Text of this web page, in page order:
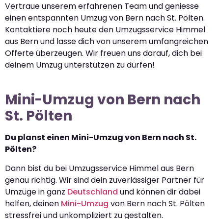
Vertraue unserem erfahrenen Team und geniesse
einen entspannten Umzug von Bern nach St. Pölten.
Kontaktiere noch heute den Umzugsservice Himmel
aus Bern und lasse dich von unserem umfangreichen
Offerte überzeugen. Wir freuen uns darauf, dich bei
deinem Umzug unterstützen zu dürfen!
Mini-Umzug von Bern nach
St. Pölten
Du planst einen Mini-Umzug von Bern nach St.
Pölten?
Dann bist du bei Umzugsservice Himmel aus Bern
genau richtig. Wir sind dein zuverlässiger Partner für
Umzüge in ganz Deutschland und können dir dabei
helfen, deinen Mini-Umzug von Bern nach St. Pölten
stressfrei und unkompliziert zu gestalten.